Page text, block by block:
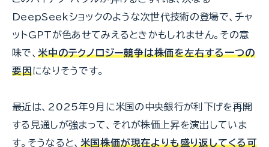
DeepSeekショックのような次世代技術の登場で、チャ
ットGPTが色あせてみえるときかもしれません。その意
味で、 米中のテクノロジー競争は株価を左右する一つの
要因になりそうです。
最近は、2025年9月に米国の中央銀行が利下げを再開
する見通しが強まって、それが株価上昇を演出していま
す。そうなると、 米国株価が現在よりも盛り返してくる可